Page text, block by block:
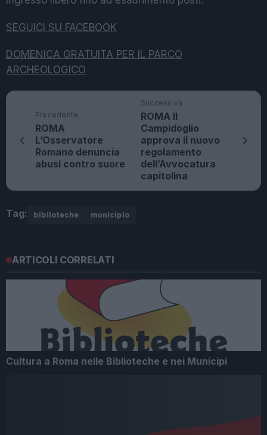
SEGUICI SU FACEBOOK
DOMENICA GRATUITA PER IL PARCO
ARCHEOLOGICO
Precedente
ROMA
L’Osservatore
Romano denuncia
abusi contro suore
Successiva
ROMA Il
Campidoglio
approva il nuovo
regolamento
dell’Avvocatura
capitolina
Tag: biblioteche municipio
ARTICOLI CORRELATI
Cultura a Roma nelle Biblioteche e nei Municipi